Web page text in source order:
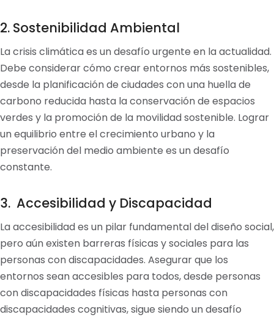
2. Sostenibilidad Ambiental
La crisis climática es un desafío urgente en la actualidad.
Debe considerar cómo crear entornos más sostenibles,
desde la planificación de ciudades con una huella de
carbono reducida hasta la conservación de espacios
verdes y la promoción de la movilidad sostenible. Lograr
un equilibrio entre el crecimiento urbano y la
preservación del medio ambiente es un desafío
constante.
3. Accesibilidad y Discapacidad
La accesibilidad es un pilar fundamental del diseño social,
pero aún existen barreras físicas y sociales para las
personas con discapacidades. Asegurar que los
entornos sean accesibles para todos, desde personas
con discapacidades físicas hasta personas con
discapacidades cognitivas, sigue siendo un desafío